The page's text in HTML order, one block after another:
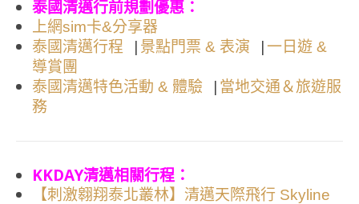
泰國清邁行前規劃優惠：
上網sim卡&分享器
泰國清邁行程
| 景點門票 & 表演 |一日遊 &
導賞團
泰國清邁特色活動 & 體驗
| 當地交通＆旅遊服
務
KKDAY清邁相關行程：
【刺激翱翔泰北叢林】清邁天際飛行 Skyline